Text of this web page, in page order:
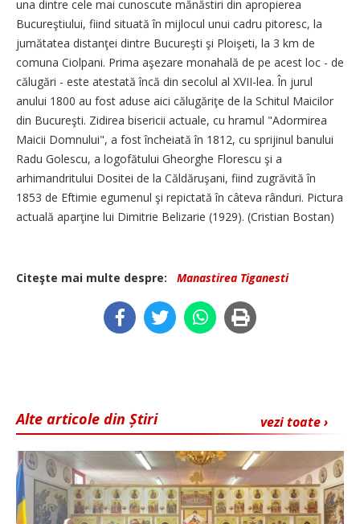
una dintre cele mai cunoscute mănăstiri din apropierea
Bucureştiului, fiind situată în mijlocul unui cadru pitoresc, la
jumătatea distanţei dintre Bucureşti şi Ploişeti, la 3 km de
comuna Ciolpani. Prima aşezare monahală de pe acest loc - de
călugări - este atestată încă din secolul al XVII-lea. În jurul
anului 1800 au fost aduse aici călugăriţe de la Schitul Maicilor
din Bucureşti. Zidirea bisericii actuale, cu hramul "Adormirea
Maicii Domnului", a fost încheiată în 1812, cu sprijinul banului
Radu Golescu, a logofătului Gheorghe Florescu şi a
arhimandritului Dositei de la Căldăruşani, fiind zugrăvită în
1853 de Eftimie egumenul şi repictată în câteva rânduri. Pictura
actuală aparţine lui Dimitrie Belizarie (1929). (Cristian Bostan)
Citeşte mai multe despre: Manastirea Tiganesti
vezi toate ›
Alte articole din Știri